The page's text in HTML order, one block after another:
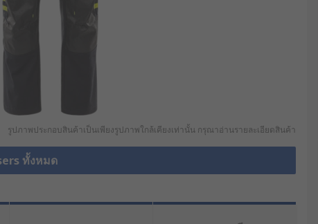
รูปภาพประกอบสินค้าเป็นเพียงรูปภาพใกล้เคียงเท่านั้น กรุณาอ่านรายละเอียดสินค้า
ทั้งหมด